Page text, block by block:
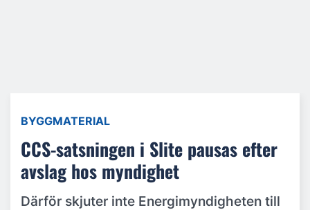
BYGGMATERIAL
CCS-satsningen i Slite pausas efter
avslag hos myndighet
Därför skjuter inte Energimyndigheten till